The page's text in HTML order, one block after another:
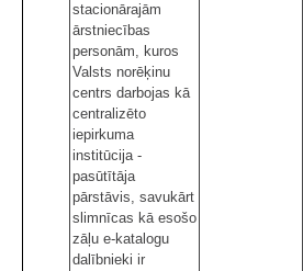
stacionārajām
ārstniecības
personām, kuros
Valsts norēķinu
centrs darbojas kā
centralizēto
iepirkuma
institūcija -
pasūtītāja
pārstāvis, savukārt
slimnīcas kā esošo
zāļu e-katalogu
dalībnieki ir